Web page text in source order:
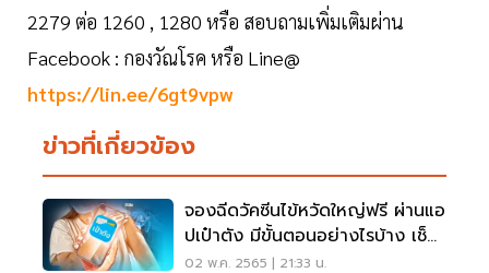
2279 ต่อ 1260 , 1280 หรือ สอบถามเพิ่มเติม​ผ่าน​
Facebook : กองวัณโรค หรือ Line@
https://lin.ee/6gt9vpw
ข่าวที่เกี่ยวข้อง
จองฉีดวัคซีนไข้หวัดใหญ่ฟรี ผ่านแอ
ปเป๋าตัง มีขั้นตอนอย่างไรบ้าง เช็ค
ที่นี่
02 พ.ค. 2565 | 21:33 น.